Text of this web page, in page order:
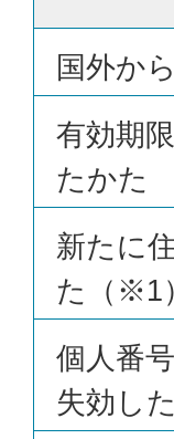
国外か
有効期
たかた
新たに
た（※1
個人番
失効し